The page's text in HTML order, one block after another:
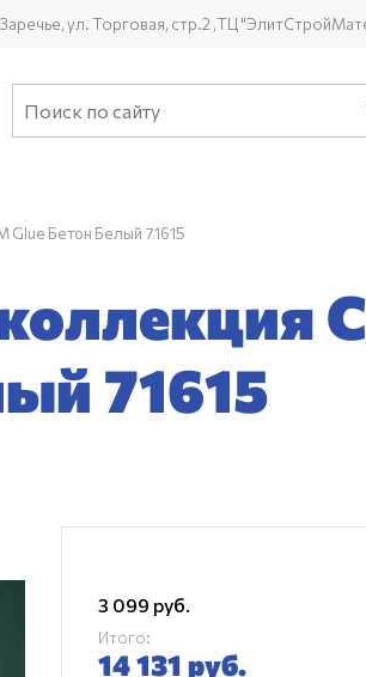
ул. Торговая, стр.2 ,ТЦ
Glue Бетон Белый 71615
71615
3 099 руб.
Итого:
14 131 руб.